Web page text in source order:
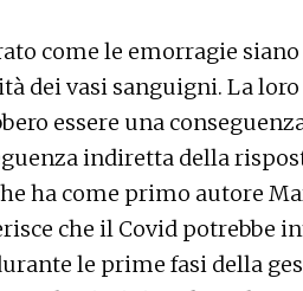
come le emorragie siano
dei vasi sanguigni. La loro
essere una
indiretta della
ha come primo autore
che il Covid potrebbe
le prime fasi della